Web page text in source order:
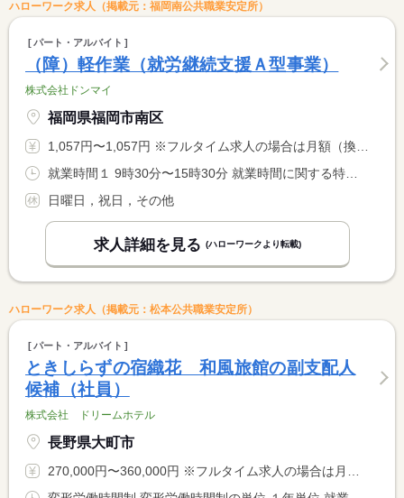
ハローワーク求人（掲載元：福岡南公共職業安定所）
パート・アルバイト
（障）軽作業（就労継続支援Ａ型事業）
株式会社ドンマイ
福岡県福岡市南区
1,057円〜1,057円 ※フルタイム求人の場合は月額（換算額）、パート求人の場合は時間額を表示しています。
就業時間１ 9時30分〜15時30分 就業時間に関する特記事項 施設外就労先により勤務開始時間が前後します。詳しくは見学時又 <BR> は面接時に説明します。
日曜日，祝日，その他
求人詳細を見る (ハローワークより転載)
ハローワーク求人（掲載元：松本公共職業安定所）
パート・アルバイト
ときしらずの宿織花 和風旅館の副支配人
候補（社員）
株式会社 ドリームホテル
長野県大町市
270,000円〜360,000円 ※フルタイム求人の場合は月額（換算額）、パート求人の場合は時間額を表示しています。